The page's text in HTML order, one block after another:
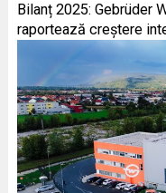
Bilanț 2025: Gebrüder
raportează creștere